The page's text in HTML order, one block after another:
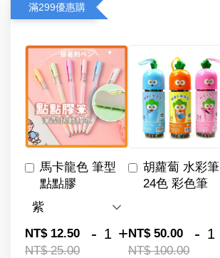
滿299優惠購
馬卡龍色 筆型
點點膠
NT$ 12.50
NT$ 25.00
- +
胡蘿蔔 水彩筆
24色 彩色筆
NT$ 50.00
NT$ 100.00
-